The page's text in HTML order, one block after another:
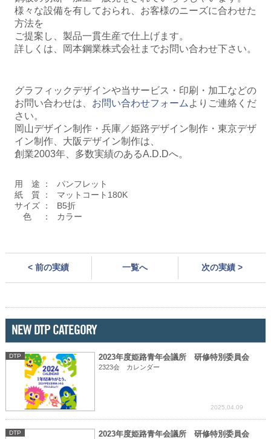
様々な設備を有しておられ、お客様のニーズに合わせた
方法を
ご提案し、製品一貫生産で仕上げます。
詳しくは、岡本鋼業株式会社までお問い合わせ下さい。
グラフィックデザインや当サービス・印刷・加工などの
お問い合わせは、 お問い合わせフォーム よりご連絡くだ
さい。
岡山デザイン制作・兵庫／姫路デザイン制作・東京デザ
イン制作、大阪デザイン制作は、
創業2003年、多数実績のあるA.D.Dへ。
用 途 ：
パンフレット
紙 質 ：
マットコート180K
サイズ ：
B5折
色 ：
カラー
< 前の実績 一覧へ 次の実績 >
NEW DTP CATEGORY
DTP 2023年度姫路青年会議所 研修特別委員会
2323会 カレンダー
2025.04.09
DTP 2023年度姫路青年会議所 研修特別委員会